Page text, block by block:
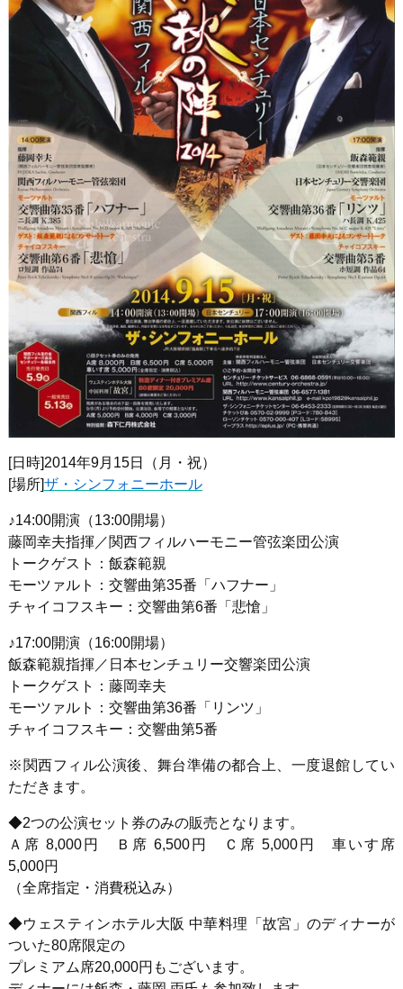
[日時]2014年9月15日（月・祝）
[場所]ザ・シンフォニーホール
♪14:00開演（13:00開場）
藤岡幸夫指揮／関西フィルハーモニー管弦楽団公演
トークゲスト：飯森範親
モーツァルト：交響曲第35番「ハフナー」
チャイコフスキー：交響曲第6番「悲愴」
♪17:00開演（16:00開場）
飯森範親指揮／日本センチュリー交響楽団公演
トークゲスト：藤岡幸夫
モーツァルト：交響曲第36番「リンツ」
チャイコフスキー：交響曲第5番
※関西フィル公演後、舞台準備の都合上、一度退館してい
ただきます。
◆2つの公演セット券のみの販売となります。
Ａ席 8,000円 Ｂ席 6,500円 Ｃ席 5,000円 車いす席
5,000円
（全席指定・消費税込み）
◆ウェスティンホテル大阪 中華料理「故宮」のディナーが
ついた80席限定の
プレミアム席20,000円もございます。